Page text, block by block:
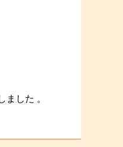
した 。